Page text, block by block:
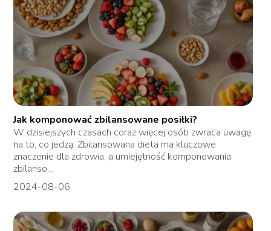
Jak komponować zbilansowane posiłki?
W dzisiejszych czasach coraz więcej osób zwraca uwagę
na to, co jedzą. Zbilansowana dieta ma kluczowe
znaczenie dla zdrowia, a umiejętność komponowania
zbilanso...
2024-08-06